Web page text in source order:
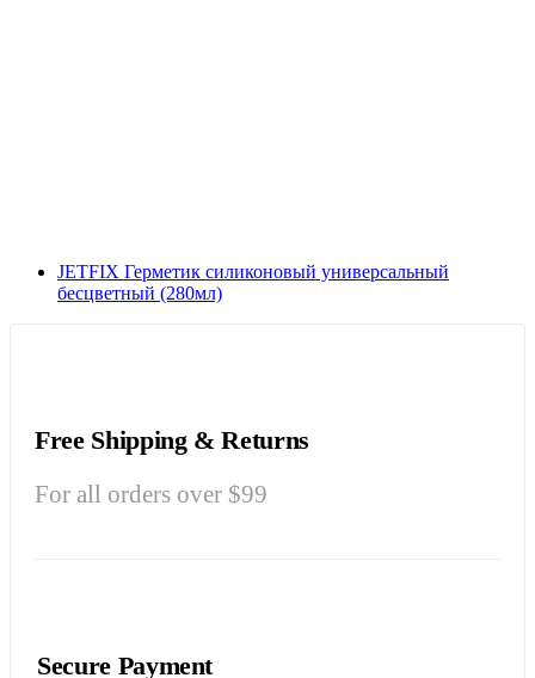
JETFIX Герметик силиконовый универсальный
бесцветный (280мл)
Free Shipping & Returns
For all orders over $99
Secure Payment